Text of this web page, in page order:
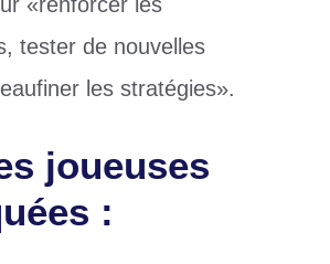
tester de nouvelles
les stratégies».
joueuses
: